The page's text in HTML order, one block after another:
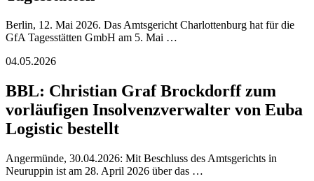
Berlin, 12. Mai 2026. Das Amtsgericht Charlottenburg hat für die
GfA Tagesstätten GmbH am 5. Mai …
04.05.2026
BBL: Christian Graf Brockdorff zum
vorläufigen Insolvenzverwalter von Euba
Logistic bestellt
Angermünde, 30.04.2026: Mit Beschluss des Amtsgerichts in
Neuruppin ist am 28. April 2026 über das …